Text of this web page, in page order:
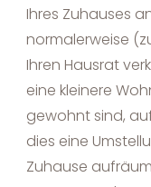
Ihres Zuhauses
normalerweise
Ihren Hausrat
eine kleinere
gewohnt sind,
dies eine
Zuhause